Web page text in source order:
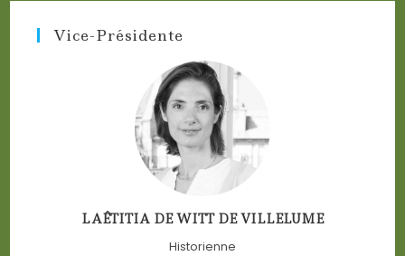
Vice-Présidente
LAÊTITIA DE WITT DE VILLELUME
Historienne